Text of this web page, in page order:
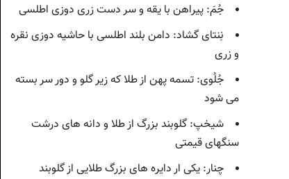
جُمَ: پیراهن با یقه و سر دست زری دوزی اطلسی
نِنتای گشاد: دامن بلند اطلسی با حاشیه دوزی نقره
و زری
جُلُوی: تسمه پهن از طلا که زیر گلو و دور سر بسته
می شود
شیخپ: گلوبند بزرگ از طلا و دانه های درشت
سنگهای قیمتی
چنار: یکی ار دایره های بزرگ طلایی از گلوبند